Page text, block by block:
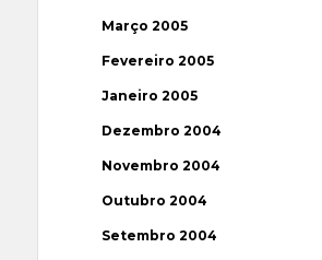
Março 2005
Fevereiro 2005
Janeiro 2005
Dezembro 2004
Novembro 2004
Outubro 2004
Setembro 2004